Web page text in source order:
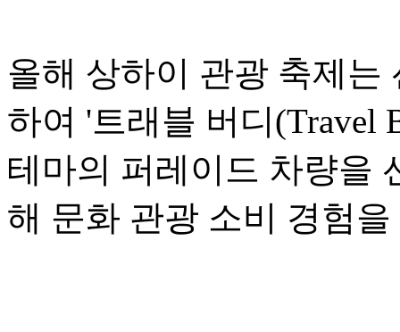
올해 상하이 관광 축제는
하여 '트래블 버디(Travel
테마의 퍼레이드 차량을
해 문화 관광 소비 경험